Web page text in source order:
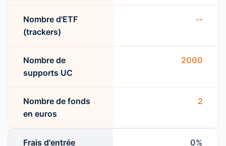
Nombre d'ETF
(trackers)
--
Nombre de
supports UC
2000
Nombre de fonds
en euros
2
Frais d'entrée 0%